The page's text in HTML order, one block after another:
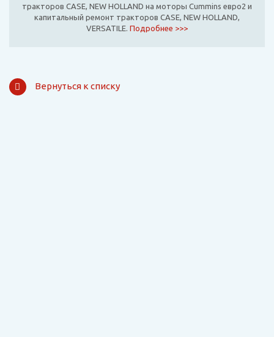
тракторов CASE, NEW HOLLAND на моторы Cummins евро2 и
капитальный ремонт тракторов CASE, NEW HOLLAND,
VERSATILE. Подробнее >>>
Вернуться к списку